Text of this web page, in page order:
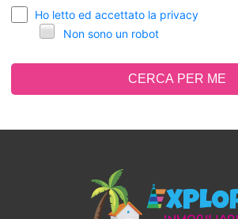
Ho letto ed accettato la privacy
Non sono un robot
CERCA PER ME